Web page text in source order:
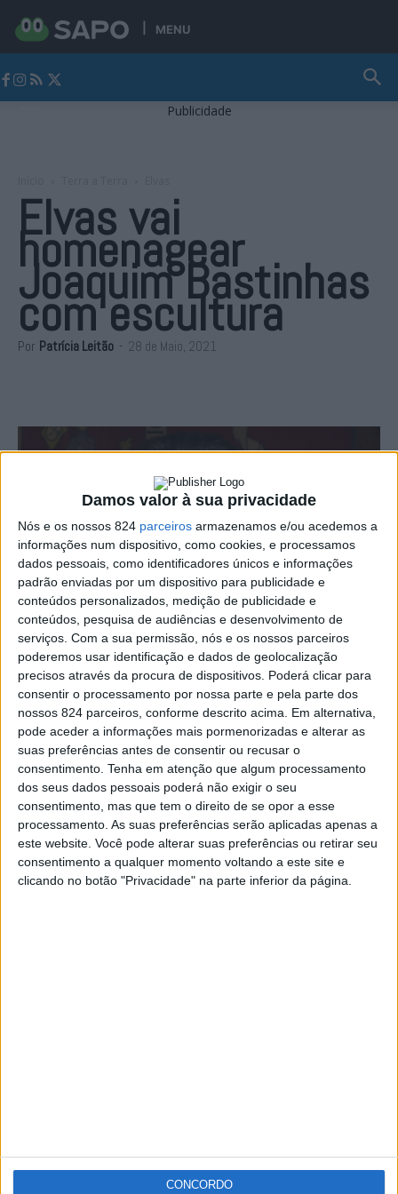
Damos valor à sua privacidade
Nós e os nossos 824 parceiros armazenamos e/ou acedemos a
informações num dispositivo, como cookies, e processamos
dados pessoais, como identificadores únicos e informações
padrão enviadas por um dispositivo para publicidade e
conteúdos personalizados, medição de publicidade e
conteúdos, pesquisa de audiências e desenvolvimento de
serviços. Com a sua permissão, nós e os nossos parceiros
poderemos usar identificação e dados de geolocalização
precisos através da procura de dispositivos. Poderá clicar para
consentir o processamento por nossa parte e pela parte dos
nossos 824 parceiros, conforme descrito acima. Em alternativa,
pode aceder a informações mais pormenorizadas e alterar as
suas preferências antes de consentir ou recusar o
consentimento. Tenha em atenção que algum processamento
dos seus dados pessoais poderá não exigir o seu
consentimento, mas que tem o direito de se opor a esse
processamento. As suas preferências serão aplicadas apenas a
este website. Você pode alterar suas preferências ou retirar seu
consentimento a qualquer momento voltando a este site e
clicando no botão "Privacidade" na parte inferior da página.
CONCORDO
MENU
Publicidade
Elvas vai
homenagear
Joaquim Bastinhas
com escultura
Por Patrícia Leitão - 28 de Maio, 2021
A Câmara Municipal de Elvas decidiu, em reunião de
Câmara e por unanimidade, prestar uma homenagem ao
cavaleiro tauromáquico Joaquim Bastinhas, falecido em
2018.